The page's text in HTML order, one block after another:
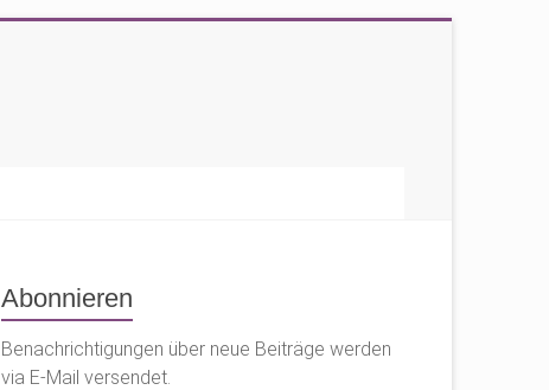
Abonnieren
Benachrichtigungen über neue Beiträge werden
via E-Mail versendet.